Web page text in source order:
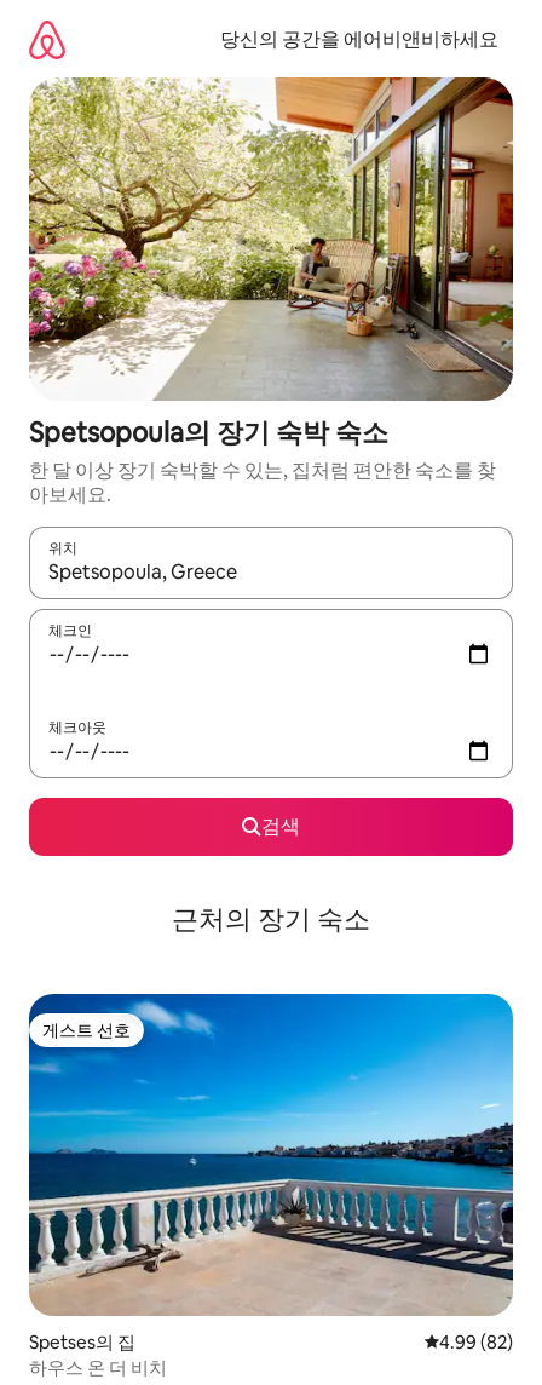
당신의 공간을 에어비앤비하세요
Spetsopoula의 장기 숙박 숙소
한 달 이상 장기 숙박할 수 있는, 집처럼 편안한 숙소를 찾
아보세요.
위치
결과가 나오면 위·아래 화살표 키를 사용하거나 터치 또는 스와이
체크인
체크아웃
검색
근처의 장기 숙소
게스트 선호
게스트 선호
Spetses의 집 평점 4.99점(5
4.99 (82)
하우스 온 더 비치